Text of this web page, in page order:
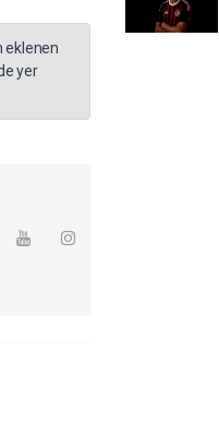
eklenen
yer